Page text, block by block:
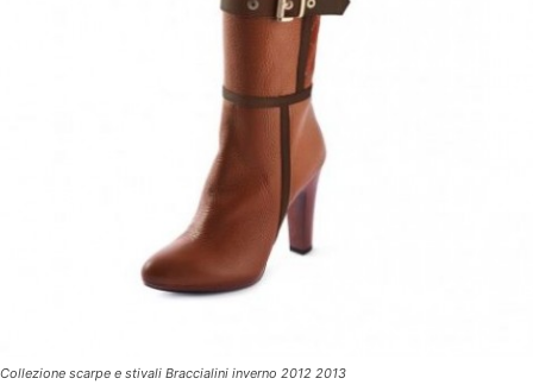
Collezione scarpe e stivali Braccialini inverno 2012 2013